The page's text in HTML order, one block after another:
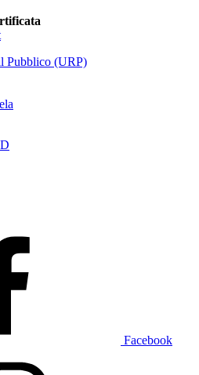
Pubblico (URP)
Facebook